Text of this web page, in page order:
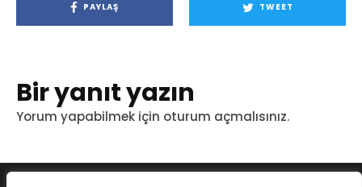
PAYLAŞ TWEET
Bir yanıt yazın
Yorum yapabilmek için oturum açmalısınız.